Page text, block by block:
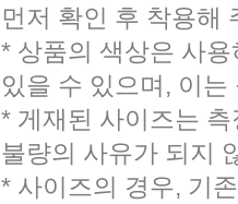
먼저 확인 후 착용해
* 상품의 색상은 사
있을 수 있으며, 이
* 게재된 사이즈는
불량의 사유가 되지
* 사이즈의 경우, 기